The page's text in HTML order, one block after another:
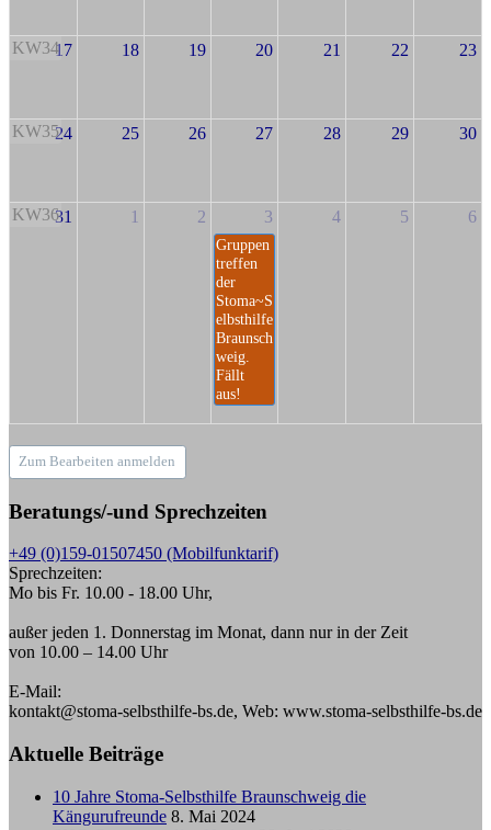
KW3417 18 19 20 21 22 23
KW3524 25 26 27 28 29 30
KW3631 1 2 3
Gruppen
treffen
der
Stoma~S
elbsthilfe
Braunsch
weig.
Fällt
aus!
4 5 6
Zum Bearbeiten anmelden
Beratungs/-und Sprechzeiten
+49 (0)159-01507450 (Mobilfunktarif)
Sprechzeiten:
Mo bis Fr. 10.00 - 18.00 Uhr,
außer jeden 1. Donnerstag im Monat, dann nur in der Zeit
von 10.00 – 14.00 Uhr
E-Mail:
kontakt@stoma-selbsthilfe-bs.de, Web: www.stoma-selbsthilfe-bs.de
Aktuelle Beiträge
10 Jahre Stoma-Selbsthilfe Braunschweig die
Kängurufreunde 8. Mai 2024